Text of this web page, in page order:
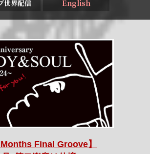
世界配信
English
Months Final Groove】